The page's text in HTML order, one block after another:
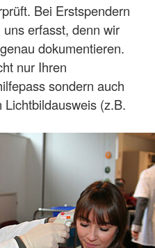
Bei Erstspendern
erfasst, denn wir
dokumentieren.
nur Ihren
sondern auch
(z.B.